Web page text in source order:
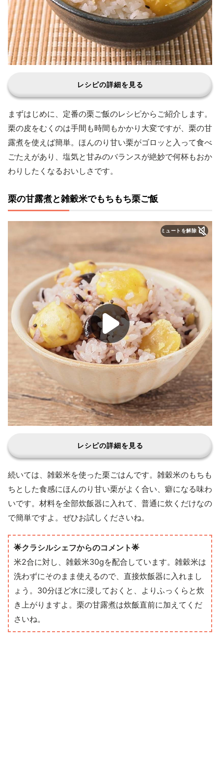
レシピの詳細を見る
まずはじめに、定番の栗ご飯のレシピからご紹介します。
栗の皮をむくのは手間も時間もかかり大変ですが、栗の甘
露煮を使えば簡単。ほんのり甘い栗がゴロッと入って食べ
ごたえがあり、塩気と甘みのバランスが絶妙で何杯もおか
わりしたくなるおいしさです。
栗の甘露煮と雑穀米でもちもち栗ご飯
ミュートを解除
レシピの詳細を見る
続いては、雑穀米を使った栗ごはんです。雑穀米のもちも
ちとした食感にほんのり甘い栗がよく合い、癖になる味わ
いです。材料を全部炊飯器に入れて、普通に炊くだけなの
で簡単ですよ。ぜひお試しくださいね。
🌟クラシルシェフからのコメント🌟
米2合に対し、雑穀米30gを配合しています。雑穀米は
洗わずにそのまま使えるので、直接炊飯器に入れまし
ょう。30分ほど水に浸しておくと、よりふっくらと炊
き上がりますよ。栗の甘露煮は炊飯直前に加えてくだ
さいね。